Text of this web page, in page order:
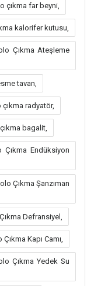
çıkma far beyni,
kalorifer kutusu,
Çıkma Ateşleme
tavan,
çıkma radyatör,
bagalit,
Çıkma Endüksiyon
Çıkma Şanzıman
Defransiyel,
Kapı Camı,
Çıkma Yedek Su